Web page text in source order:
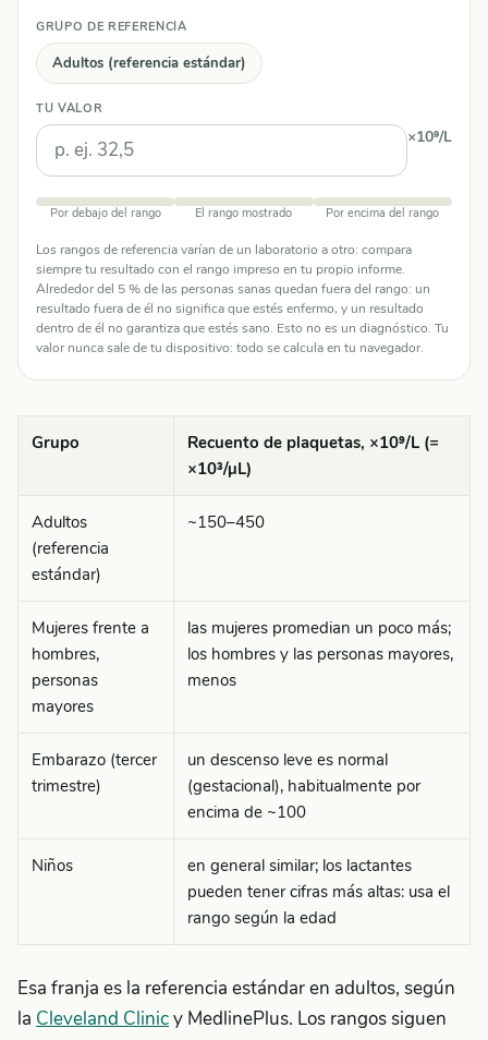
GRUPO DE REFERENCIA
Adultos (referencia estándar)
TU VALOR
×10⁹/L
Por debajo del rango El rango mostrado Por encima del rango
Los rangos de referencia varían de un laboratorio a otro: compara
siempre tu resultado con el rango impreso en tu propio informe.
Alrededor del 5 % de las personas sanas quedan fuera del rango: un
resultado fuera de él no significa que estés enfermo, y un resultado
dentro de él no garantiza que estés sano. Esto no es un diagnóstico. Tu
valor nunca sale de tu dispositivo: todo se calcula en tu navegador.
Grupo
Recuento de plaquetas, ×10⁹/L (=
×10³/µL)
Adultos
(referencia
estándar)
~150–450
Mujeres frente a
hombres,
personas
mayores
las mujeres promedian un poco más;
los hombres y las personas mayores,
menos
Embarazo (tercer
trimestre)
un descenso leve es normal
(gestacional), habitualmente por
encima de ~100
Niños
en general similar; los lactantes
pueden tener cifras más altas: usa el
rango según la edad
Esa franja es la referencia estándar en adultos, según
la Cleveland Clinicy MedlinePlus. Los rangos siguen